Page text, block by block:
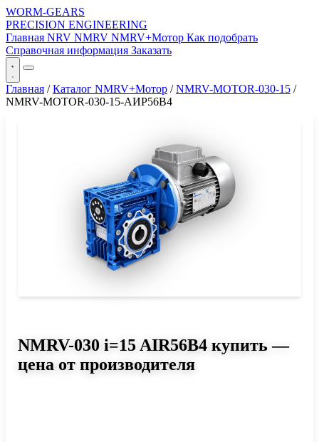
WORM-GEARS
PRECISION ENGINEERING
Главная NRV NMRV NMRV+Мотор Как подобрать
Справочная информация Заказать
Главная / Каталог NMRV+Мотор / NMRV-MOTOR-030-15 /
NMRV-MOTOR-030-15-АИР56B4
NMRV-030 i=15 AIR56B4 купить —
цена от производителя